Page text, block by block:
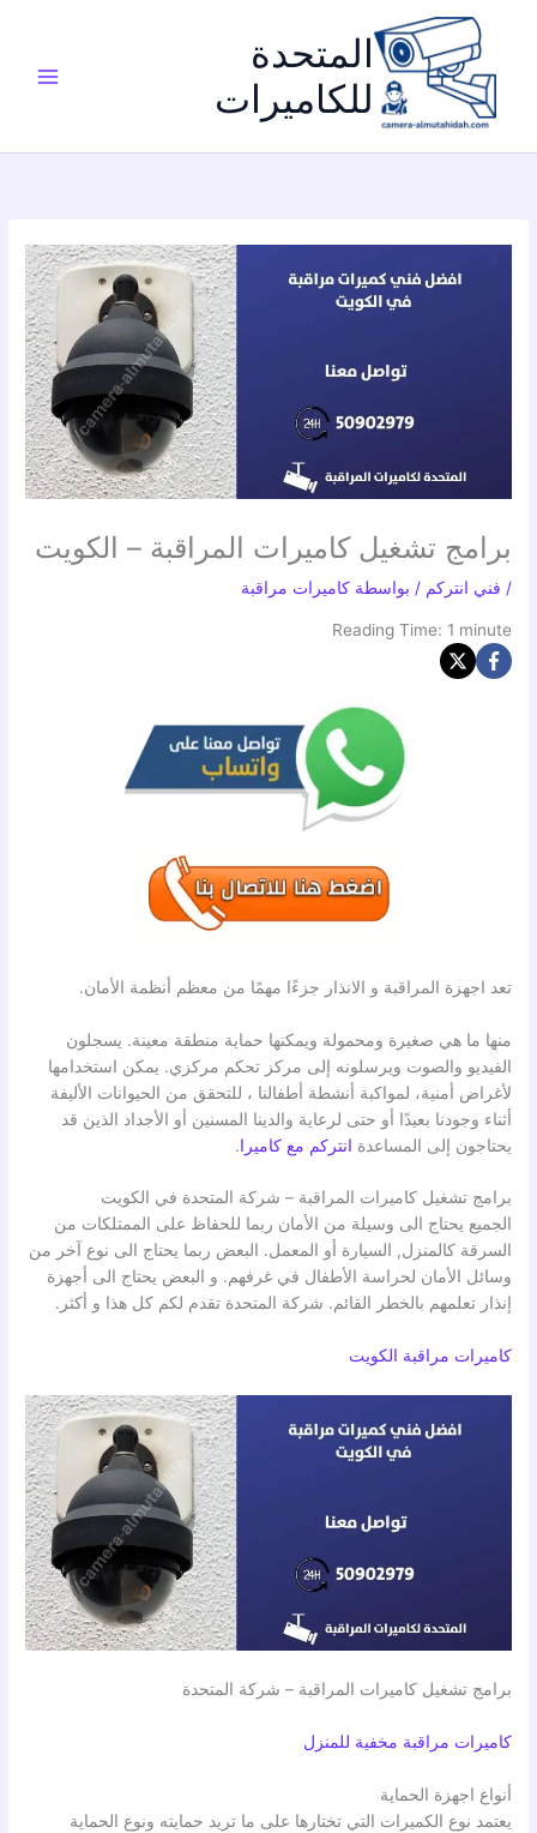
المتحدة
للكاميرات
برامج تشغيل كاميرات المراقبة – الكويت
/ فني انتركم / بواسطة كاميرات مراقبة
Reading Time: 1 minute
تعد اجهزة المراقبة و الانذار جزءًا مهمًا من معظم أنظمة الأمان.
منها ما هي صغيرة ومحمولة ويمكنها حماية منطقة معينة. يسجلون
الفيديو والصوت ويرسلونه إلى مركز تحكم مركزي. يمكن استخدامها
لأغراض أمنية، لمواكبة أنشطة أطفالنا ، للتحقق من الحيوانات الأليفة
أثناء وجودنا بعيدًا أو حتى لرعاية والدينا المسنين أو الأجداد الذين قد
يحتاجون إلى المساعدة انتركم مع كاميرا.
برامج تشغيل كاميرات المراقبة – شركة المتحدة في الكويت
الجميع يحتاج الى وسيلة من الأمان ربما للحفاظ على الممتلكات من
السرقة كالمنزل, السيارة أو المعمل. البعض ربما يحتاج الى نوع آخر من
وسائل الأمان لحراسة الأطفال في غرفهم. و البعض يحتاج الى أجهزة
إنذار تعلمهم بالخطر القائم. شركة المتحدة تقدم لكم كل هذا و أكثر.
كاميرات مراقبة الكويت
برامج تشغيل كاميرات المراقبة – شركة المتحدة
كاميرات مراقبة مخفية للمنزل
أنواع اجهزة الحماية
يعتمد نوع الكميرات التي تختارها على ما تريد حمايته ونوع الحماية